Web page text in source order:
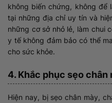
không biến chứng, không để
tại những địa chỉ uy tín và
những cơ sở nhỏ lẻ, làm chui
y tế không đảm bảo có thể
cho sức khỏe.
4. Khắc phục sẹo chân
Hiện nay, bị sẹo chân mày,